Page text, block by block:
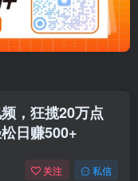
，狂揽20万点
日赚500+
关注 私信